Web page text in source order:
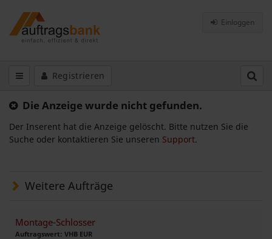
Einloggen
Registrieren
Die Anzeige wurde nicht gefunden.
Der Inserent hat die Anzeige gelöscht. Bitte nutzen Sie die
Suche oder kontaktieren Sie unseren Support.
Weitere Aufträge
Montage-Schlosser
Auftragswert: VHB EUR